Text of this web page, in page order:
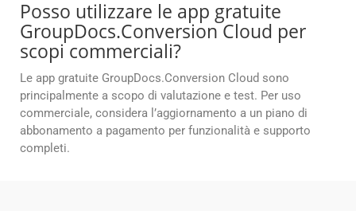
Posso utilizzare le app gratuite
GroupDocs.Conversion Cloud per
scopi commerciali?
Le app gratuite GroupDocs.Conversion Cloud sono
principalmente a scopo di valutazione e test. Per uso
commerciale, considera l’aggiornamento a un piano di
abbonamento a pagamento per funzionalità e supporto
completi.